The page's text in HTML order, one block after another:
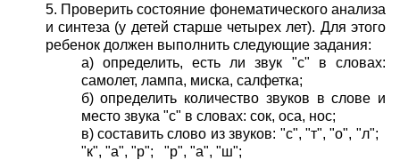
5. Проверить состояние фонематического анализа
и синтеза (у детей старше четырех лет). Для этого
ребенок должен выполнить следующие задания:
а) определить, есть ли звук "с" в словах:
самолет, лампа, миска, салфетка;
б) определить количество звуков в слове и
место звука "с" в словах: сок, оса, нос;
в) составить слово из звуков: "с", "т", "о", "л";
"к", "а", "р"; "р", "а", "ш";